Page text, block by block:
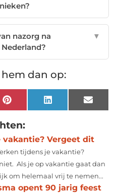
nazorg na
▼
dan op:
Pinterest LinkedIn Email
Vergeet dit
tijdens je vakantie?
Als je op vakantie gaat dan
om helemaal vrij te nemen...
opent 90 jarig feest